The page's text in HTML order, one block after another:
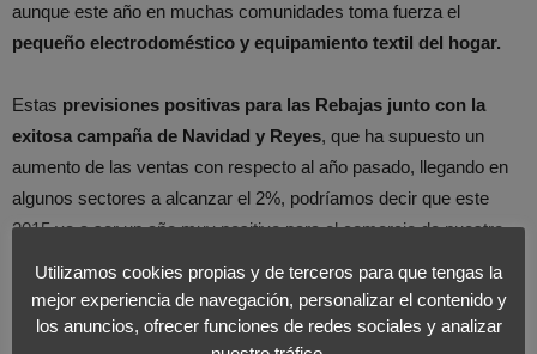
aunque este año en muchas comunidades toma fuerza el
pequeño electrodoméstico y equipamiento textil del hogar.
Estas previsiones positivas para las Rebajas junto con la
exitosa campaña de Navidad y Reyes, que ha supuesto un
aumento de las ventas con respecto al año pasado, llegando en
algunos sectores a alcanzar el 2%, podríamos decir que este
2015 va a ser un año muy positivo para el comercio de nuestro
Son datos de la realidad que vivimos, los cuales son
Utilizamos cookies propias y de terceros para que tengas la
mejor experiencia de navegación, personalizar el contenido y
los anuncios, ofrecer funciones de redes sociales y analizar